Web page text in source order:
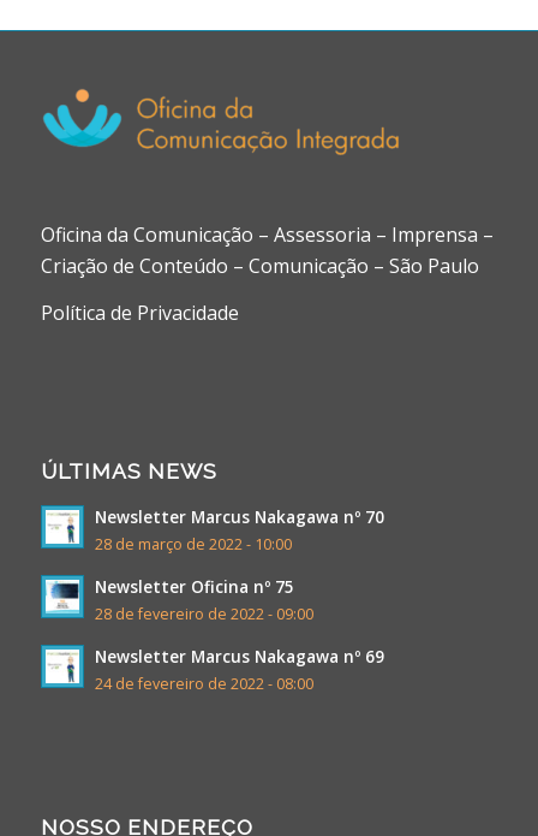
Oficina da Comunicação – Assessoria – Imprensa –
Criação de Conteúdo – Comunicação – São Paulo
Política de Privacidade
ÚLTIMAS NEWS
Newsletter Marcus Nakagawa nº 70
28 de março de 2022 - 10:00
Newsletter Oficina nº 75
28 de fevereiro de 2022 - 09:00
Newsletter Marcus Nakagawa nº 69
24 de fevereiro de 2022 - 08:00
NOSSO ENDEREÇO